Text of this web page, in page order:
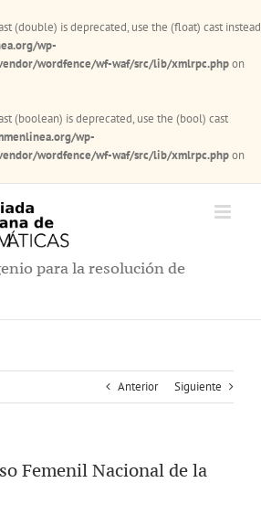
(double) is deprecated, use the (float) cast instead
wp-
wordfence/wf-waf/src/lib/xmlrpc.phpon
(boolean) is deprecated, use the (bool) cast
wp-
wordfence/wf-waf/src/lib/xmlrpc.phpon
para la resolución de
Anterior Siguiente
Femenil Nacional de la